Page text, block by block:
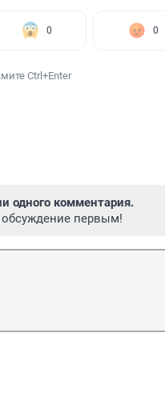
0 0
Ctrl+Enter
одного комментария.
обсуждение первым!